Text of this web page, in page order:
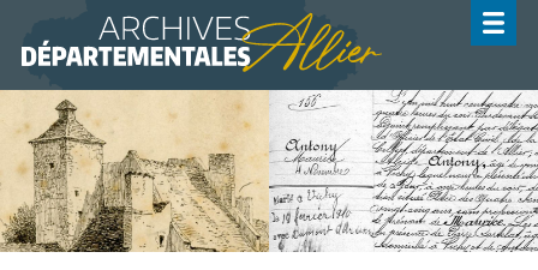
Archives de l'Allier